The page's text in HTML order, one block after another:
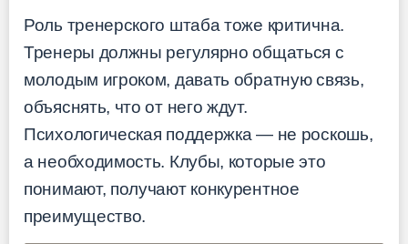
Роль тренерского штаба тоже критична.
Тренеры должны регулярно общаться с
молодым игроком, давать обратную связь,
объяснять, что от него ждут.
Психологическая поддержка — не роскошь,
а необходимость. Клубы, которые это
понимают, получают конкурентное
преимущество.